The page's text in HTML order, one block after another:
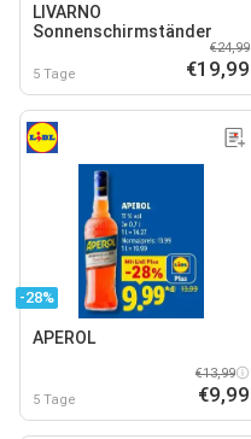
LIVARNO
Sonnenschirmständer
5 Tage
€24,99
€19,99
-28%
APEROL
5 Tage
€13,99
€9,99